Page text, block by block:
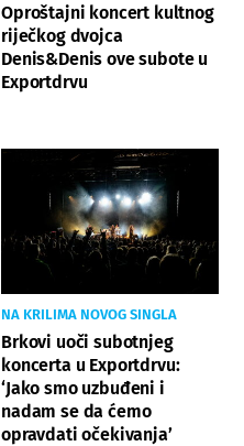
Oproštajni koncert kultnog
riječkog dvojca
Denis&Denis ove subote u
Exportdrvu
NA KRILIMA NOVOG SINGLA
Brkovi uoči subotnjeg
koncerta u Exportdrvu:
‘Jako smo uzbuđeni i
nadam se da ćemo
opravdati očekivanja’